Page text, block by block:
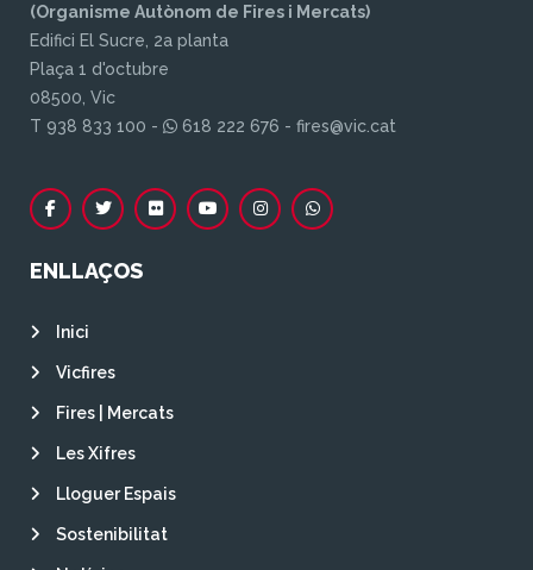
(Organisme Autònom de Fires i Mercats)
Edifici El Sucre, 2a planta
Plaça 1 d'octubre
08500, Vic
T 938 833 100 -
618 222 676 - fires@vic.cat
ENLLAÇOS
Inici
Vicfires
Fires | Mercats
Les Xifres
Lloguer Espais
Sostenibilitat